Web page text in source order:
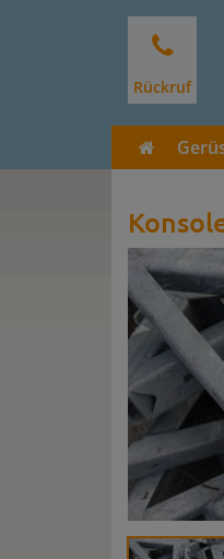
Rückruf